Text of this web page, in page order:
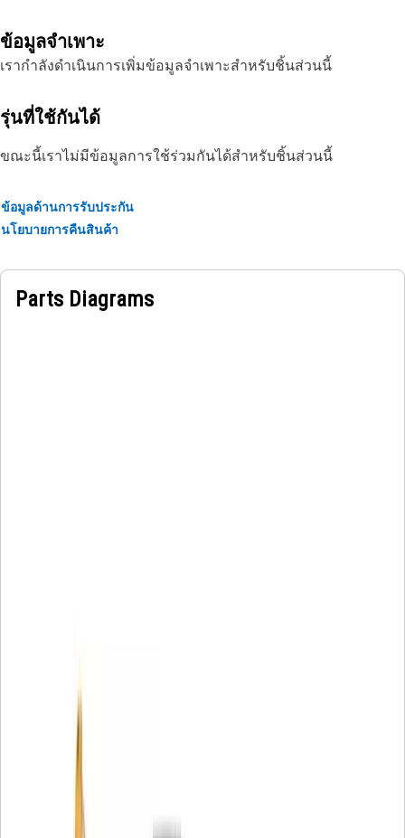
ข้อมูลจำเพาะ
เรากำลังดำเนินการเพิ่มข้อมูลจำเพาะสำหรับชิ้นส่วนนี้
รุ่นที่ใช้กันได้
ขณะนี้เราไม่มีข้อมูลการใช้ร่วมกันได้สำหรับชิ้นส่วนนี้
ข้อมูลด้านการรับประกัน
นโยบายการคืนสินค้า
Parts Diagrams